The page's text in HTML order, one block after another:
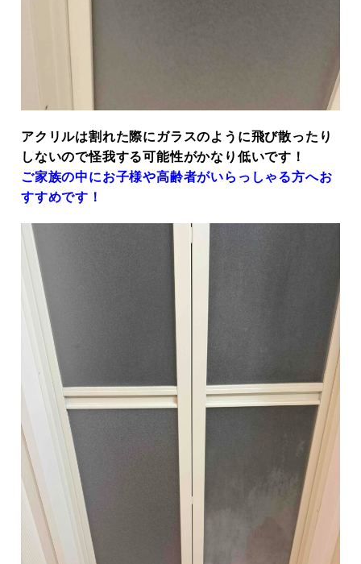
アクリルは割れた際にガラスのように飛び散ったり
しないので怪我する可能性がかなり低いです！
ご家族の中にお子様や高齢者がいらっしゃる方へお
すすめです！